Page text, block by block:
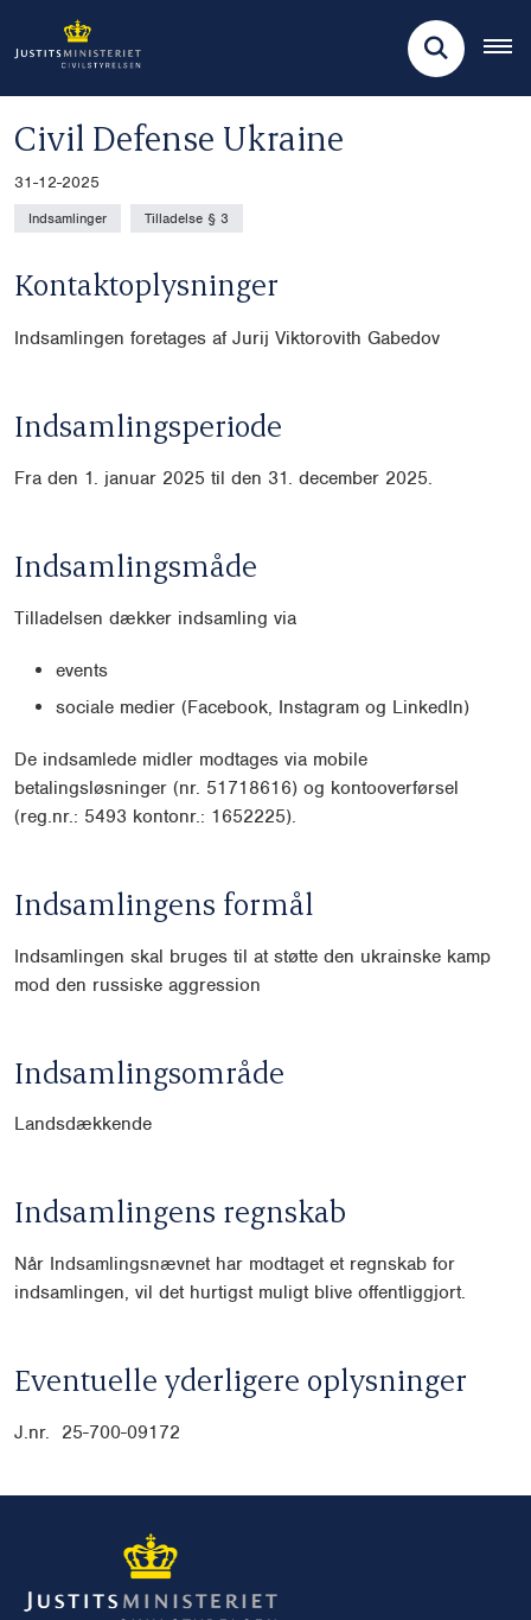
Civil Defense Ukraine
31-12-2025
Indsamlinger Tilladelse § 3
Kontaktoplysninger
Indsamlingen foretages af Jurij Viktorovith Gabedov
Indsamlingsperiode
Fra den 1. januar 2025 til den 31. december 2025.
Indsamlingsmåde
Tilladelsen dækker indsamling via
events
sociale medier (Facebook, Instagram og LinkedIn)
De indsamlede midler modtages via mobile
betalingsløsninger (nr. 51718616) og kontooverførsel
(reg.nr.: 5493 kontonr.: 1652225).
Indsamlingens formål
Indsamlingen skal bruges til at støtte den ukrainske kamp
mod den russiske aggression
Indsamlingsområde
Landsdækkende
Indsamlingens regnskab
Når Indsamlingsnævnet har modtaget et regnskab for
indsamlingen, vil det hurtigst muligt blive offentliggjort.
Eventuelle yderligere oplysninger
J.nr. 25-700-09172